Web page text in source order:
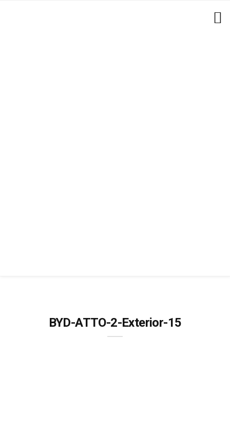
BYD-ATTO-2-Exterior-15